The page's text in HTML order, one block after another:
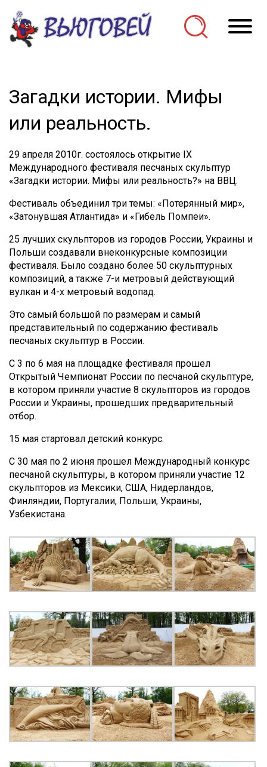
Загадки истории. Мифы
или реальность.
29 апреля 2010г. состоялось открытие IX
Международного фестиваля песчаных скульптур
«Загадки истории. Мифы или реальность?» на ВВЦ.
Фестиваль объединил три темы: «Потерянный мир»,
«Затонувшая Атлантида» и «Гибель Помпеи».
25 лучших скульпторов из городов России, Украины и
Польши создавали внеконкурсные композиции
фестиваля. Было создано более 50 скульптурных
композиций, а также 7-и метровый действующий
вулкан и 4-х метровый водопад.
Это самый большой по размерам и самый
представительный по содержанию фестиваль
песчаных скульптур в России.
С 3 по 6 мая на площадке фестиваля прошел
Открытый Чемпионат России по песчаной скульптуре,
в котором приняли участие 8 скульпторов из городов
России и Украины, прошедших предварительный
отбор.
15 мая стартовал детский конкурс.
С 30 мая по 2 июня прошел Международный конкурс
песчаной скульптуры, в котором приняли участие 12
скульпторов из Мексики, США, Нидерландов,
Финляндии, Португалии, Польши, Украины,
Узбекистана.